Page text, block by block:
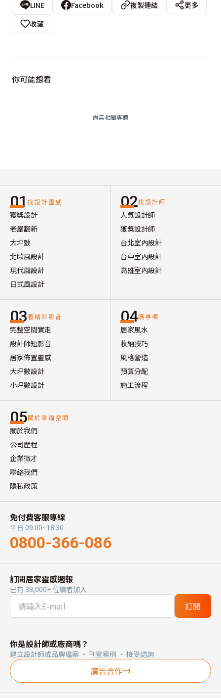
LINE Facebook 複製連結
更多
收藏
你可能想看
尚無相關專欄
01 找設計靈感
獲獎設計
老屋翻新
大坪數
北歐風設計
現代風設計
日式風設計
02找設計師
人氣設計師
獲獎設計師
台北室內設計
台中室內設計
高雄室內設計
03看精彩影音
完整空間實走
設計師短影音
居家佈置靈感
大坪數設計
小坪數設計
04讀專欄
居家風水
收納技巧
風格營造
預算分配
施工流程
05關於幸福空間
關於我們
公司歷程
企業徵才
聯絡我們
隱私政策
免付費客服專線
平日 09:00~18:30
0800-366-086
訂閱居家靈感週報
已有 38,000+ 位讀者加入
訂閱
你是設計師或廠商嗎？
建立設計師或品牌檔案 · 刊登案例 · 接受諮詢
廣告合作